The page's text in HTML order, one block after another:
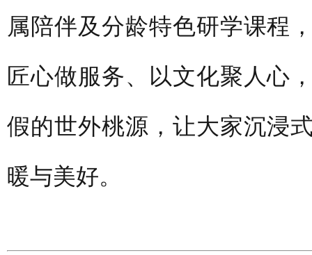
属陪伴及分龄特色研学课程
匠心做服务、以文化聚人心
假的世外桃源，让大家沉浸
暖与美好。